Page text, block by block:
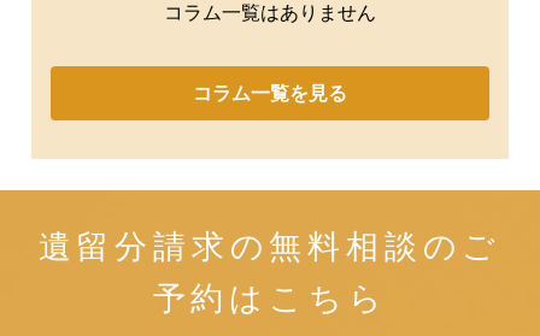
コラム一覧はありません
コラム一覧を見る
遺留分請求の無料相談のご
予約はこちら